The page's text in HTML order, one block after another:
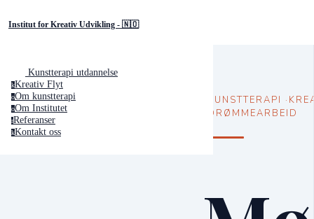
Institut for Kreativ Udvikling - 🇳🇴
Kunstterapi utdannelse
kKreativ Flyt
oOm kunstterapi
oOm Institutet
rReferanser
kKontakt oss
KUNSTTERAPI
DRØMMEARBEID